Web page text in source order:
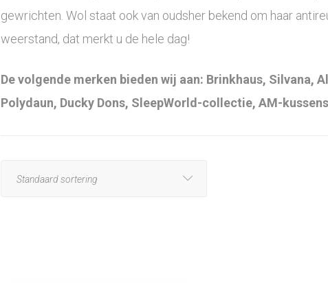
gewrichten. Wol staat ook van oudsher bekend om haar
weerstand, dat merkt u de hele dag!
De volgende merken bieden wij aan: Brinkhaus, Silvana,
Polydaun, Ducky Dons, SleepWorld-collectie, AM-